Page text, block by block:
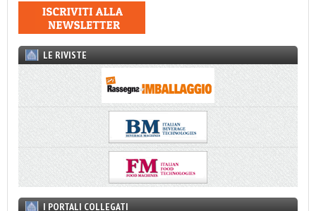
LE RIVISTE
I PORTALI COLLEGATI